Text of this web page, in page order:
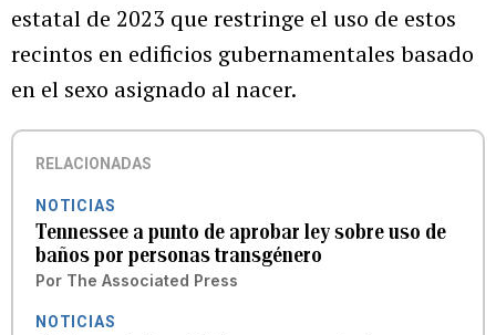
estatal de 2023 que restringe el uso de estos
recintos en edificios gubernamentales basado
en el sexo asignado al nacer.
RELACIONADAS
NOTICIAS
Tennessee a punto de aprobar ley sobre uso de
baños por personas transgénero
Por The Associated Press
NOTICIAS